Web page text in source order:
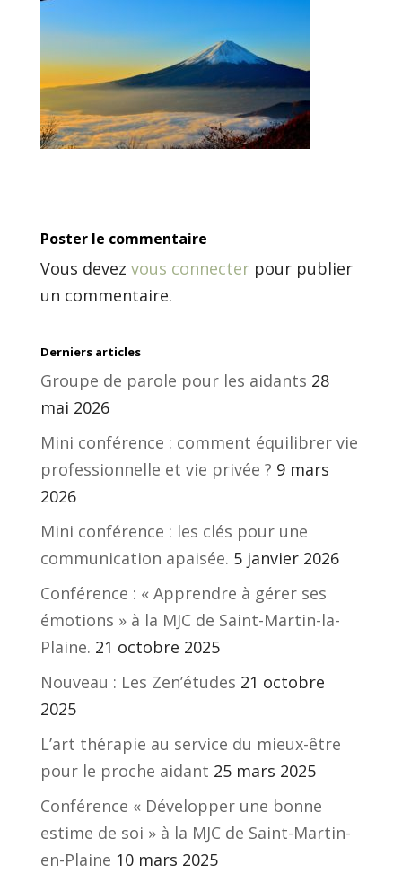
Poster le commentaire
Vous devez vous connecterpour publier
un commentaire.
Derniers articles
Groupe de parole pour les aidants 28
mai 2026
Mini conférence : comment équilibrer vie
professionnelle et vie privée ? 9 mars
2026
Mini conférence : les clés pour une
communication apaisée. 5 janvier 2026
Conférence : « Apprendre à gérer ses
émotions » à la MJC de Saint-Martin-la-
Plaine. 21 octobre 2025
Nouveau : Les Zen’études 21 octobre
2025
L’art thérapie au service du mieux-être
pour le proche aidant 25 mars 2025
Conférence « Développer une bonne
estime de soi » à la MJC de Saint-Martin-
en-Plaine 10 mars 2025